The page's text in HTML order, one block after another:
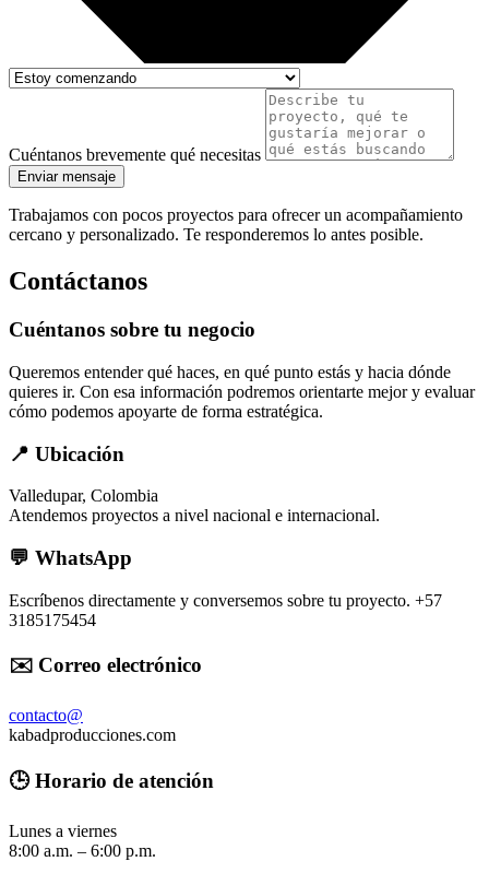
Cuéntanos brevemente qué necesitas
Enviar mensaje
Trabajamos con pocos proyectos para ofrecer un acompañamiento
cercano y personalizado. Te responderemos lo antes posible.
Contáctanos
Cuéntanos sobre tu negocio
Queremos entender qué haces, en qué punto estás y hacia dónde
quieres ir. Con esa información podremos orientarte mejor y evaluar
cómo podemos apoyarte de forma estratégica.
📍 Ubicación
Valledupar, Colombia
Atendemos proyectos a nivel nacional e internacional.
💬 WhatsApp
Escríbenos directamente y conversemos sobre tu proyecto. +57
3185175454
✉️ Correo electrónico
contacto@
kabadproducciones.com
🕒 Horario de atención
Lunes a viernes
8:00 a.m. – 6:00 p.m.